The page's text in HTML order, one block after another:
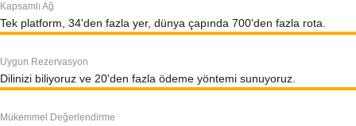
Kapsamlı Ağ
Tek platform, 34'den fazla yer, dünya çapında 700'den fazla rota.
Uygun Rezervasyon
Dilinizi biliyoruz ve 20'den fazla ödeme yöntemi sunuyoruz.
Mükemmel Değerlendirme